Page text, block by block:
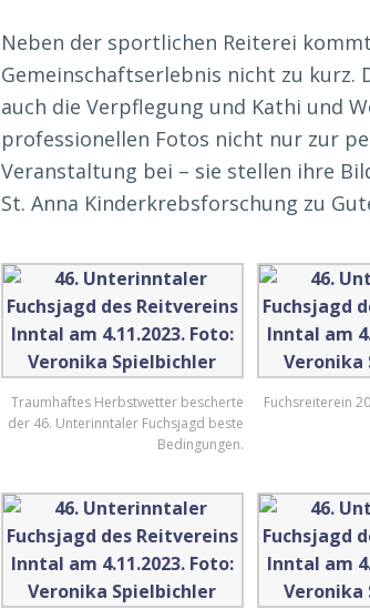
Neben der sportlichen Reiterei
Gemeinschaftserlebnis nicht zu kurz.
auch die Verpflegung und Kathi und
professionellen Fotos nicht nur zur
Veranstaltung bei – sie stellen ihre
St. Anna Kinderkrebsforschung zu
Traumhaftes Herbstwetter bescherte
der 46. Unterinntaler Fuchsjagd beste
Bedingungen.
Fuchsreiterein